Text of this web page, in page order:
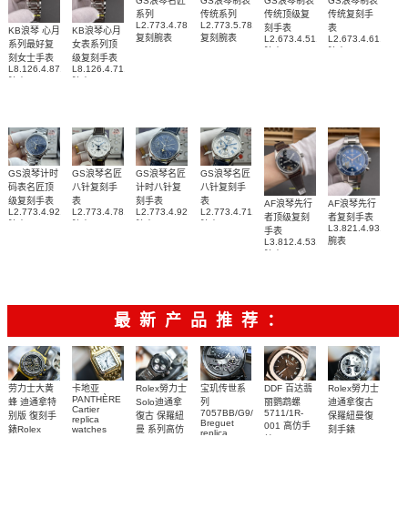
KB浪琴 心月
系列最好复
刻女士手表
L8.126.4.87.6
KB浪琴心月
女表系列顶
级复刻手表
L8.126.4.71.6
系列
L2.773.4.78.6
复刻腕表
传统系列
L2.773.5.78.7
复刻腕表
传统顶级复
刻手表
L2.673.4.51.7
传统复刻手
表
L2.673.4.61.2
GS浪琴计时
码表名匠顶
级复刻手表
L2.773.4.92.6
GS浪琴名匠
八针复刻手
表
L2.773.4.78.3
GS浪琴名匠
计时八针复
刻手表
L2.773.4.92.0
GS浪琴名匠
八针复刻手
表
L2.773.4.71.2
AF浪琴先行
者顶级复刻
手表
L3.812.4.53.2
AF浪琴先行
者复刻手表
L3.821.4.93.6
腕表
最新产品推荐：
劳力士大黄
蜂 迪通拿特
别版 復刻手
錶Rolex
卡地亚
PANTHÈRE
Cartier
replica
watches
Rolex勞力士
Solo迪通拿
復古 保羅紐
曼 系列高仿
宝玑传世系
列
7057BB/G9/9W6
Breguet
replica
DDF 百达翡
丽鹦鹉螺
5711/1R-
001 高仿手
Rolex勞力士
迪通拿復古
保羅紐曼復
刻手錶